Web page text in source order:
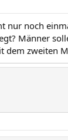
nur noch
Männer
dem zweiten